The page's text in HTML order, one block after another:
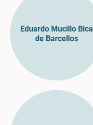
Eduardo Mucillo Bica
de Barcellos